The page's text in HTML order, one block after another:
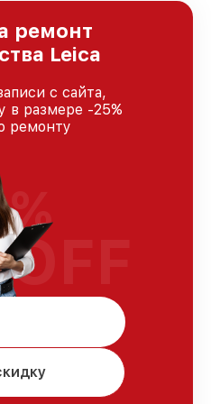
ремонт
Leica
с сайта,
в размере -25%
ремонту
%
OFF